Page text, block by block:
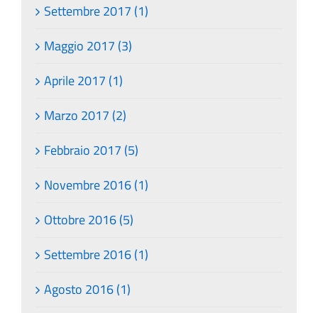
Settembre 2017 (1)
Maggio 2017 (3)
Aprile 2017 (1)
Marzo 2017 (2)
Febbraio 2017 (5)
Novembre 2016 (1)
Ottobre 2016 (5)
Settembre 2016 (1)
Agosto 2016 (1)